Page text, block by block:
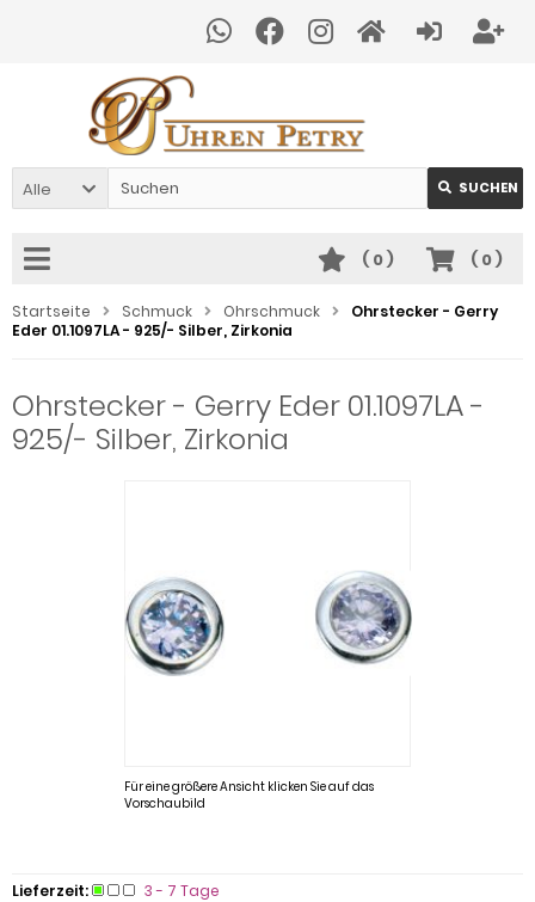
Alle SUCHEN
( 0)
( 0)
Startseite Schmuck Ohrschmuck
Ohrstecker - Gerry
Eder 01.1097LA - 925/- Silber, Zirkonia
Ohrstecker - Gerry Eder 01.1097LA -
925/- Silber, Zirkonia
Für eine größere Ansicht klicken Sie auf das
Vorschaubild
Lieferzeit:
3 - 7 Tage